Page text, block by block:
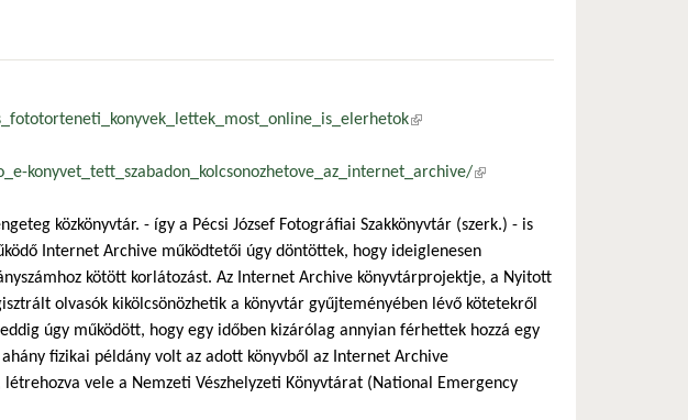
(külső hivatkozás)
konyvet_tett_szabadon_kolcsonozhetove_az_internet_archive/(külső hivatkozás)
közkönyvtár. - így a Pécsi József Fotográfiai Szakkönyvtár (szerk.) - is
Internet Archive működtetői úgy döntöttek, hogy ideiglenesen
kötött korlátozást. Az Internet Archive könyvtárprojektje, a Nyitott
olvasók kikölcsönözhetik a könyvtár gyűjteményében lévő kötetekről
úgy működött, hogy egy időben kizárólag annyian férhettek hozzá egy
fizikai példány volt az adott könyvből az Internet Archive
vele a Nemzeti Vészhelyzeti Könyvtárat (National Emergency